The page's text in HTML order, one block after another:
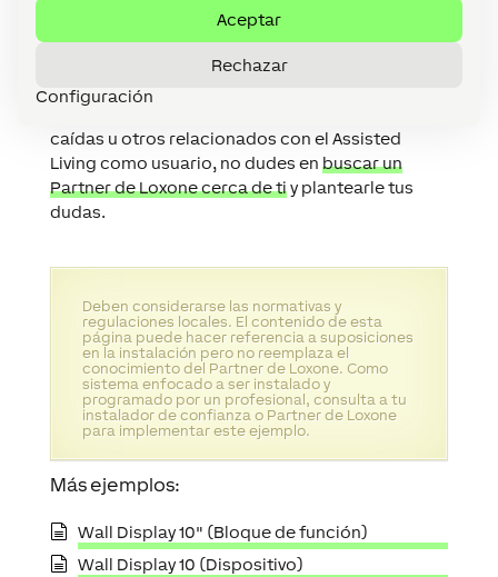
Aceptar
Rechazar
Configuración
Loxone permite incorporar sensores y otro tipo
de productos para adaptar este tipo de
controlar a cada persona y su estilo de vida. Si
caídas u otros relacionados con el Assisted
Living como usuario, no dudes en buscar un
Partner de Loxone cerca de tiy plantearle tus
dudas.
Deben considerarse las normativas y
regulaciones locales. El contenido de esta
página puede hacer referencia a suposiciones
en la instalación pero no reemplaza el
conocimiento del Partner de Loxone. Como
sistema enfocado a ser instalado y
programado por un profesional, consulta a tu
instalador de confianza o Partner de Loxone
para implementar este ejemplo.
Más ejemplos:
Wall Display 10" (Bloque de función)
Wall Display 10 (Dispositivo)